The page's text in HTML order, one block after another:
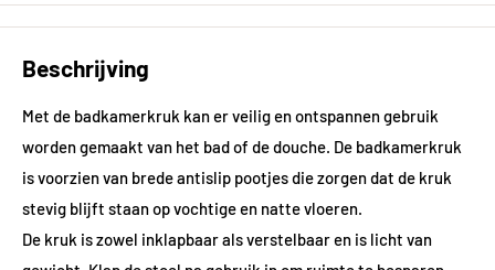
Beschrijving
Met de badkamerkruk kan er veilig en ontspannen gebruik
worden gemaakt van het bad of de douche. De badkamerkruk
is voorzien van brede antislip pootjes die zorgen dat de kruk
stevig blijft staan op vochtige en natte vloeren.
De kruk is zowel inklapbaar als verstelbaar en is licht van